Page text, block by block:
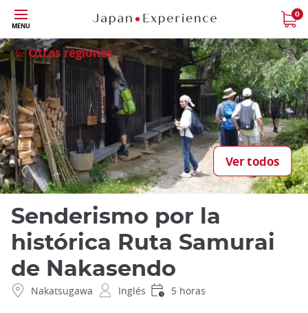
Tamaño
MENU
0
Otras regiones
Ver todos
Close
Senderismo por la
histórica Ruta Samurai
de Nakasendo
Nakatsugawa Inglés 5 horas